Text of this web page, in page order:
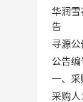
华润雪
告
寻源公
公告编
一、采
采购人